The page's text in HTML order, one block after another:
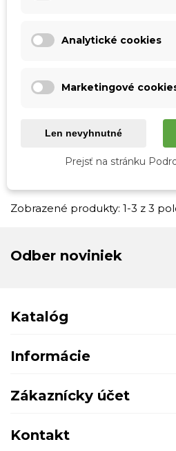
Dámske kožené puzdro na
9,50 €
Zobrazené produkty: 1-3 z 3
Odber noviniek
Katalóg
Informácie
Zákaznícky účet
Kontakt
Analytické cookies
Marketingové
Len nevyhnutné
Prejsť na stránku